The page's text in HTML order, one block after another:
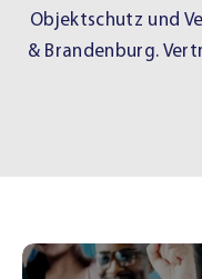
Objektschutz und
& Brandenburg.